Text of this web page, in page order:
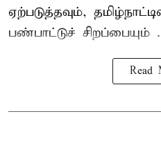
ஏற்படுத்தவும்,
பண்பாட்டுச் சிறப்பையும்
Read